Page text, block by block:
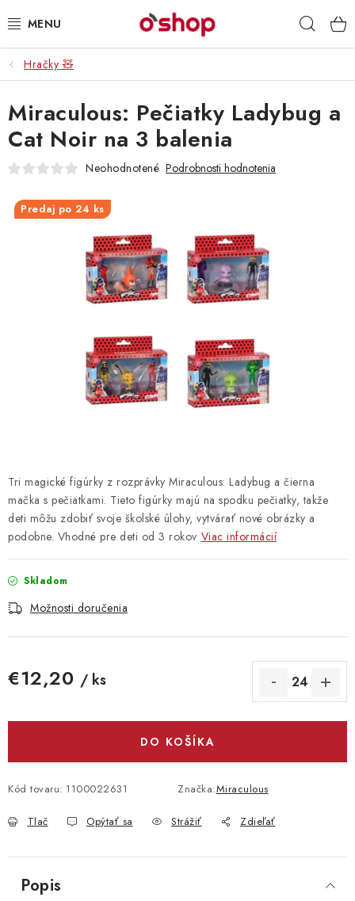
na
OSOBNÁ STAROSTLIVOSŤ
POTRAVINY
HRAČKY 🧸
ZACHRÁŇTE PRODUKTY
Podmienky ochrany osobných údajov
Servis a reklamácia
Vrátanie tovaru
Kontakty
Hračky 🧸
Tri magické figúrky z rozprávky Miraculous: Ladybug a čierna
mačka s pečiatkami. Tieto figúrky majú na spodku pečiatky, takže
deti môžu zdobiť svoje školské úlohy, vytvárať nové obrázky a
podobne. Vhodné pre deti od 3 rokov Viac informácií
Skladom
Možnosti doručenia
€12,20 / ks
DO KOŠÍKA
Kód tovaru: 1100022631 Značka:Miraculous
Tlač Opýtať sa Strážiť Zdieľať
Miraculous: Pečiatky Ladybug a
Cat Noir na 3 balenia
Neohodnotené Podrobnosti hodnotenia
Predaj po 24 ks
Popis